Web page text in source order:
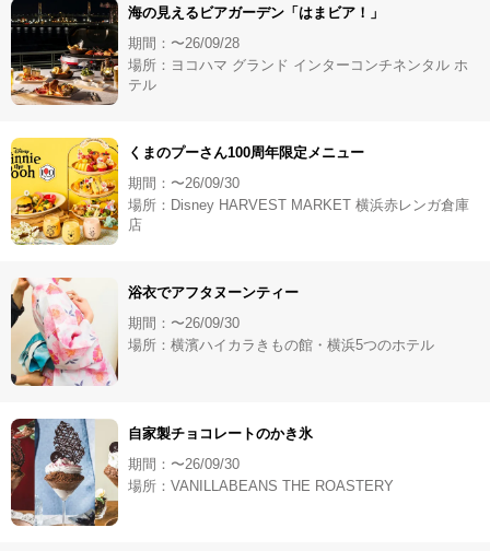
海の見えるビアガーデン「はまビア！」
期間：〜26/09/28
場所：ヨコハマ グランド インターコンチネンタル ホ
テル
くまのプーさん100周年限定メニュー
期間：〜26/09/30
場所：Disney HARVEST MARKET 横浜赤レンガ倉庫
店
浴衣でアフタヌーンティー
期間：〜26/09/30
場所：横濱ハイカラきもの館・横浜5つのホテル
自家製チョコレートのかき氷
期間：〜26/09/30
場所：VANILLABEANS THE ROASTERY